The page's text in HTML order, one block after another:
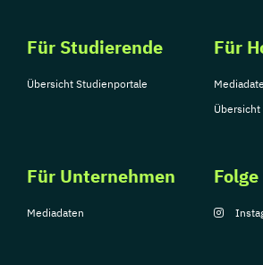
Für Studierende
Übersicht Studienportale
Für
Für Unternehmen
Mediadaten